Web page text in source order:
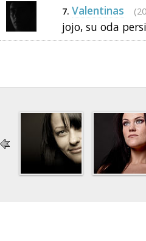
7. Valentinas
jojo, su oda